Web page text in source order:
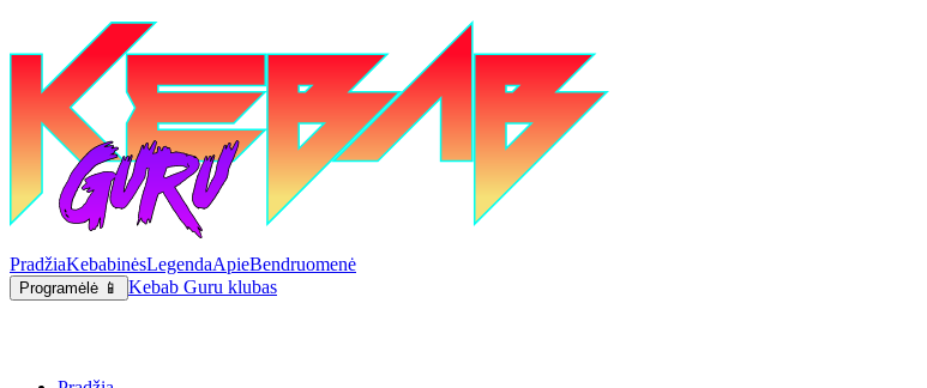
PradžiaKebabinėsLegendaApieBendruomenė
Programėlė 📱 Kebab Guru klubas